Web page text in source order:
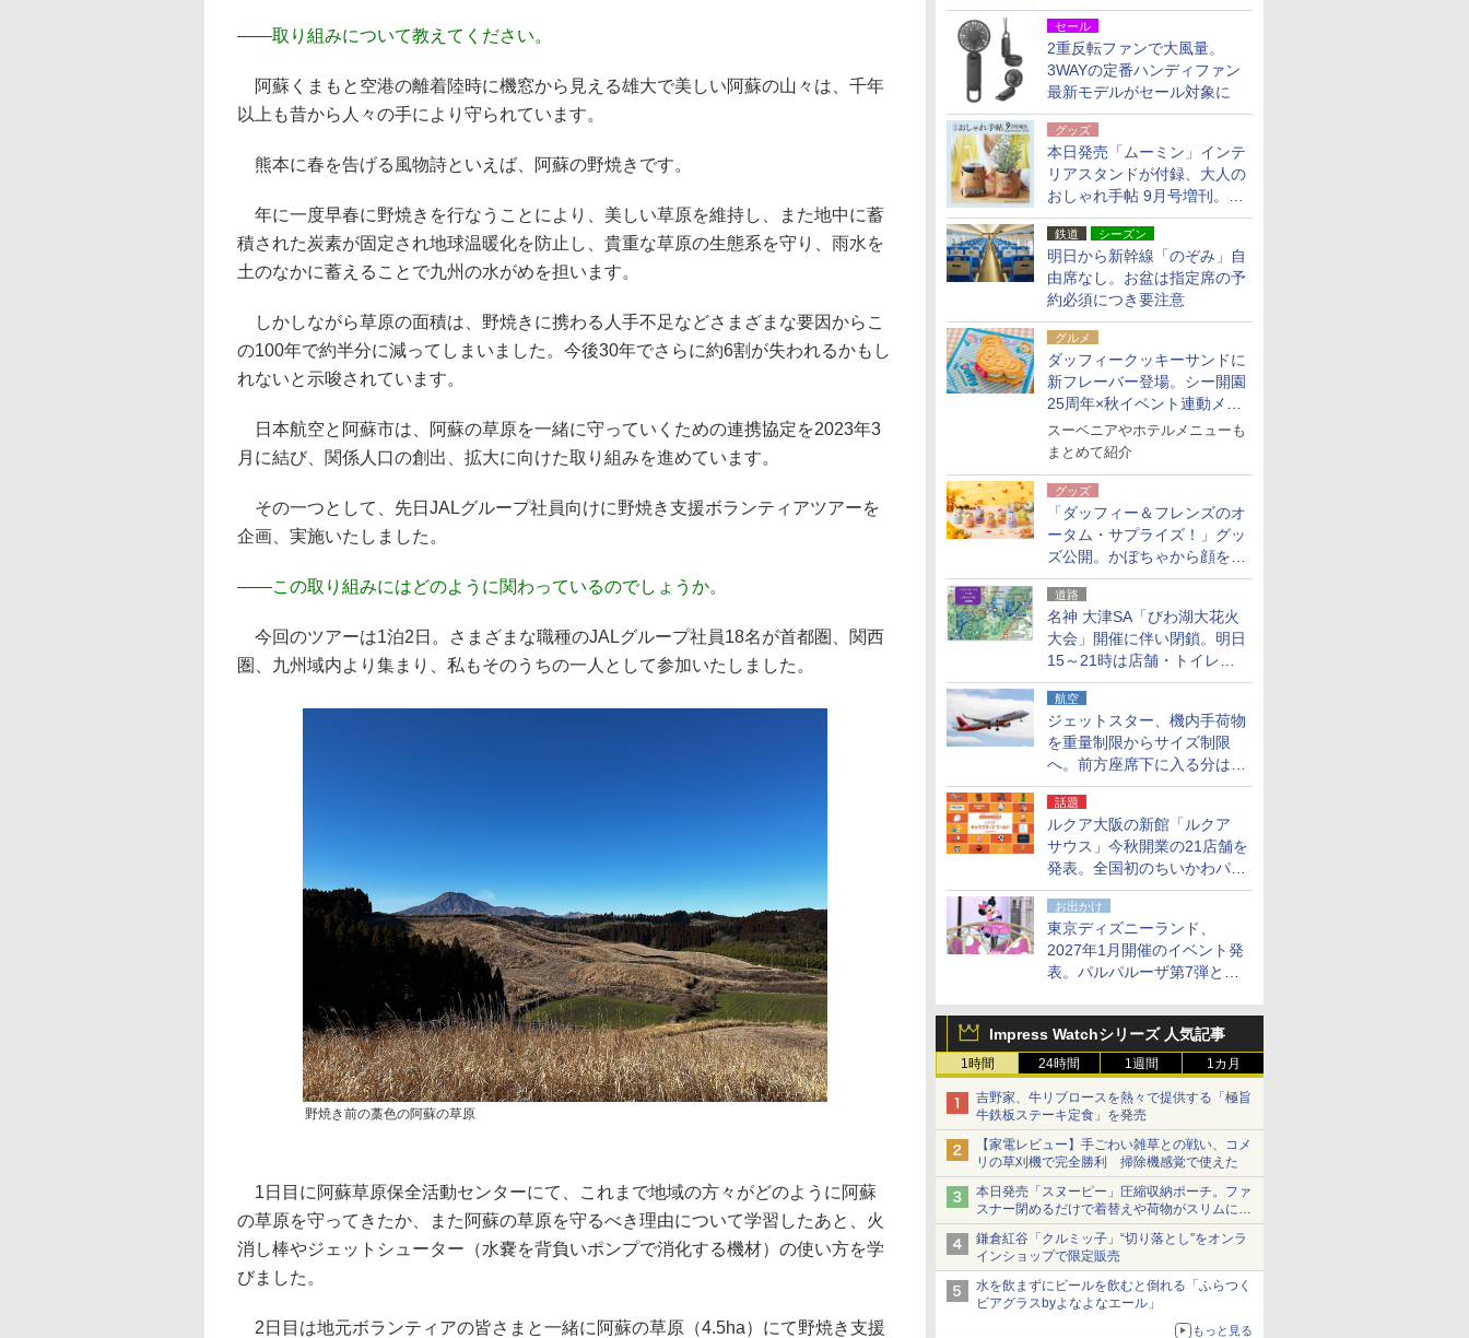
ッと開いて大容量
セール
2重反転ファンで大風量。
3WAYの定番ハンディファン
最新モデルがセール対象に
グッズ
本日発売「ムーミン」インテ
リアスタンドが付録、大人の
おしゃれ手帖 9月号増刊。レ
ザー調で高級感ある2個セッ
ト鉄道 シーズン
明日から新幹線「のぞみ」自
由席なし。お盆は指定席の予
約必須につき要注意
グルメ
ダッフィークッキーサンドに
新フレーバー登場。シー開園
25周年×秋イベント連動メニ
ュー
スーベニアやホテルメニューも
まとめて紹介
グッズ
「ダッフィー＆フレンズのオ
ータム・サプライズ！」グッ
ズ公開。かぼちゃから顔をの
ぞかせたぬいぐるみチャーム
ほか
道路
名神 大津SA「びわ湖大花火
大会」開催に伴い閉鎖。明日
15～21時は店舗・トイレ・
駐車場の利用不可
航空
ジェットスター、機内手荷物
を重量制限からサイズ制限
へ。前方座席下に入る分はす
べての運賃で無料に
話題
ルクア大阪の新館「ルクア
サウス」今秋開業の21店舗を
発表。全国初のちいかわパー
クストア/サンリオ新業態1号
店など
お出かけ
東京ディズニーランド、
2027年1月開催のイベント発
表。パルパルーザ第7弾とし
ド」を再演
Impress Watchシリーズ 人気記事
1時間 24時間 1週間 1カ月
吉野家、牛リブロースを熱々で提供する「極旨
牛鉄板ステーキ定食」を発売
【家電レビュー】手ごわい雑草との戦い、コメ
リの草刈機で完全勝利 掃除機感覚で使えた
本日発売「スヌーピー」圧縮収納ポーチ。ファ
スナー閉めるだけで着替えや荷物がスリムにま
とまる
鎌倉紅谷「クルミッ子」“切り落とし”をオンラ
インショップで限定販売
水を飲まずにビールを飲むと倒れる「ふらつく
ビアグラスbyよなよなエール」
もっと見る
――取り組みについて教えてください。
阿蘇くまもと空港の離着陸時に機窓から見える雄大で美しい阿蘇の山々は、千年
以上も昔から人々の手により守られています。
熊本に春を告げる風物詩といえば、阿蘇の野焼きです。
年に一度早春に野焼きを行なうことにより、美しい草原を維持し、また地中に蓄
積された炭素が固定され地球温暖化を防止し、貴重な草原の生態系を守り、雨水を
土のなかに蓄えることで九州の水がめを担います。
しかしながら草原の面積は、野焼きに携わる人手不足などさまざまな要因からこ
の100年で約半分に減ってしまいました。今後30年でさらに約6割が失われるかもし
れないと示唆されています。
日本航空と阿蘇市は、阿蘇の草原を一緒に守っていくための連携協定を2023年3
月に結び、関係人口の創出、拡大に向けた取り組みを進めています。
その一つとして、先日JALグループ社員向けに野焼き支援ボランティアツアーを
企画、実施いたしました。
――この取り組みにはどのように関わっているのでしょうか。
今回のツアーは1泊2日。さまざまな職種のJALグループ社員18名が首都圏、関西
圏、九州域内より集まり、私もそのうちの一人として参加いたしました。
野焼き前の藁色の阿蘇の草原
1日目に阿蘇草原保全活動センターにて、これまで地域の方々がどのように阿蘇
の草原を守ってきたか、また阿蘇の草原を守るべき理由について学習したあと、火
消し棒やジェットシューター（水嚢を背負いポンプで消化する機材）の使い方を学
びました。
2日目は地元ボランティアの皆さまと一緒に阿蘇の草原（4.5ha）にて野焼き支援